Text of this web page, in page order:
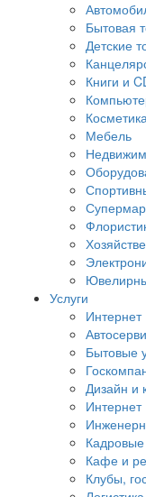
Бытовая
Детские
Книги и
Мебель
Услуги
Интернет
Бытовые
Дизайн и
Интернет
Кадровые
Кафе и
Клубы,